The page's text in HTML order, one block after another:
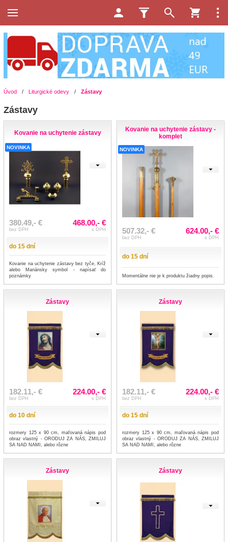
Úvod / Liturgické odevy / Zástavy
Zástavy
Kovanie na uchytenie zástavy
NOVINKA
380.49,- €
bez DPH
468.00,- €
s DPH
do 15 dní
Kovanie na uchytenie zástavy bez tyče, Kríž
alebo Mariánsky symbol - napísať do
poznámky
Kovanie na uchytenie zástavy -
komplet
NOVINKA
507.32,- €
bez DPH
624.00,- €
s DPH
do 15 dní
Momentálne nie je k produktu žiadny popis.
Zástavy
182.11,- €
bez DPH
224.00,- €
s DPH
do 10 dní
rozmery 125 x 90 cm, maľovaná nápis pod
obraz vlastný - ORODUJ ZA NÁS, ZMILUJ
SA NAD NAMI, alebo rôzne
Zástavy
182.11,- €
bez DPH
224.00,- €
s DPH
do 15 dní
rozmery 125 x 90 cm, maľovaná nápis pod
obraz vlastný - ORODUJ ZA NÁS, ZMILUJ
SA NAD NAMI, alebo rôzne
Zástavy Zástavy